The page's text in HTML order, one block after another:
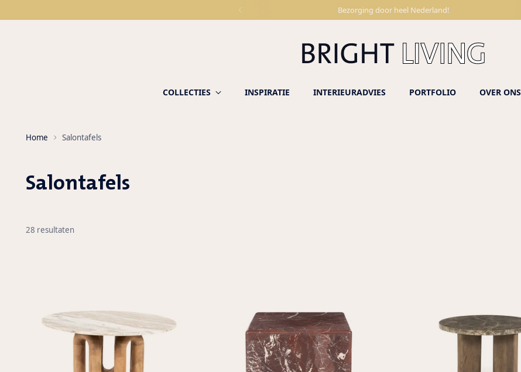
Bezorging door heel Nederland!
COLLECTIES INSPIRATIE INTERIEURADVIES PORTFOLIO OVER ONS
Home Salontafels
Salontafels
28 resultaten